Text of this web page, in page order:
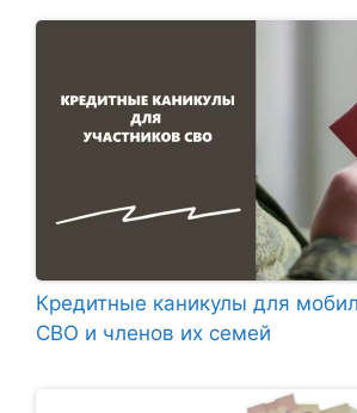
Кредитные каникулы для
СВО и членов их семей